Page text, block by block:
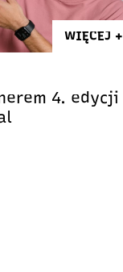
WIĘCEJ +
4. edycji